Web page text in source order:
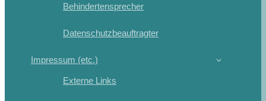
Behindertensprecher
Datenschutzbeauftragter
Impressum (etc.)
Externe Links